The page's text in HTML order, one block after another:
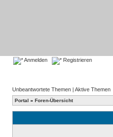
Anmelden Registrieren
Unbeantwortete Themen | Aktive Themen
Portal » Foren-Übersicht